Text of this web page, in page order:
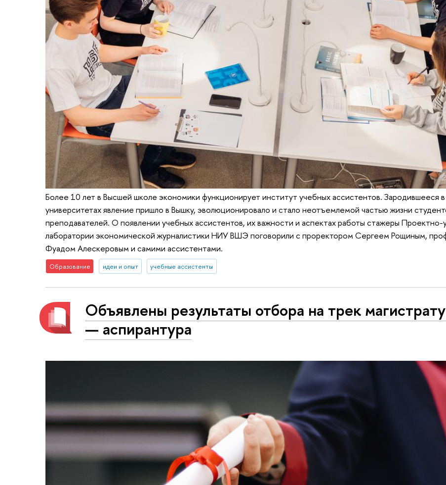
Более 10 лет в Высшей школе экономики функционирует институт учебных ассистентов. Зародившееся
университетах явление пришло в Вышку, эволюционировало и стало неотъемлемой частью жизни
преподавателей. О появлении учебных ассистентов, их важности и аспектах работы стажеры Проектно-
лаборатории экономической журналистики НИУ ВШЭ поговорили с проректором Сергеем Рощиным,
Фуадом Алескеровым и самими ассистентами.
Образование идеи и опыт учебные ассистенты
Объявлены результаты отбора на трек
— аспирантура